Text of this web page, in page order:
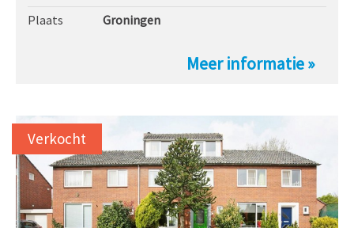
Plaats Groningen
Meer informatie »
Verkocht